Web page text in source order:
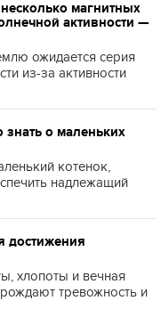
магнитных
активности —
ожидается серия
из-за активности
знать о маленьких
котенок,
надлежащий
достижения
хлопоты и вечная
тревожность и